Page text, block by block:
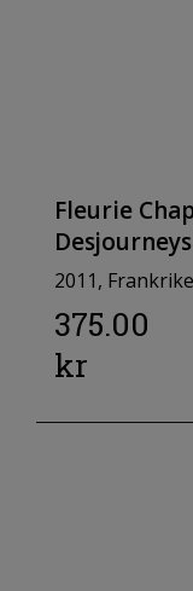
Fleurie
Desjourneys
2011, Frankrike
375.00
kr